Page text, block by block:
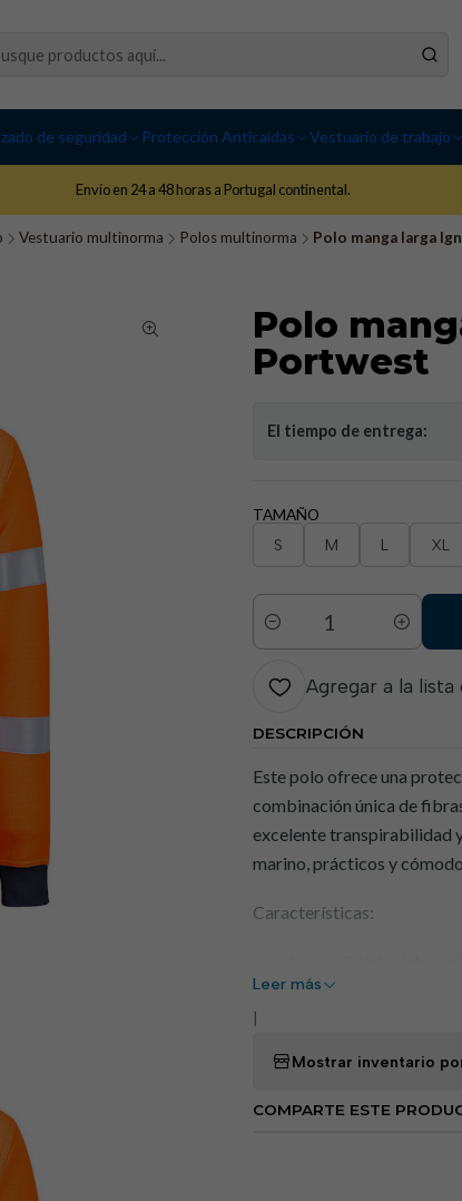
de seguridad Protección Anticaídas Vestuario de trabajo
Envío en 24 a 48 horas a Portugal continental.
Vestuario multinorma Polos multinorma Polo manga larga
Polo
Portwest
El tiempo de entrega:
TAMAÑO
S M L XL
Cantidad
Agregar a la lista
DESCRIPCIÓN
Este polo ofrece una
combinación única de
excelente transpirabilidad
marino, prácticos y
Características:
Color contrastante con
Aberturas laterales
Diseñado con un ajuste
Leer más
Mostrar inventario
COMPARTE ESTE